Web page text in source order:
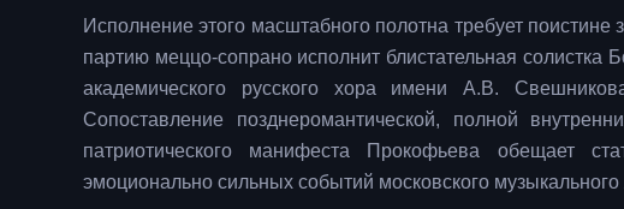
Исполнение этого масштабного полотна требует
партию меццо-сопрано исполнит блистательная солистка
академического русского хора имени А.В.
Сопоставление позднеромантической, полной
патриотического манифеста Прокофьева обещает
эмоционально сильных событий московского музыкального